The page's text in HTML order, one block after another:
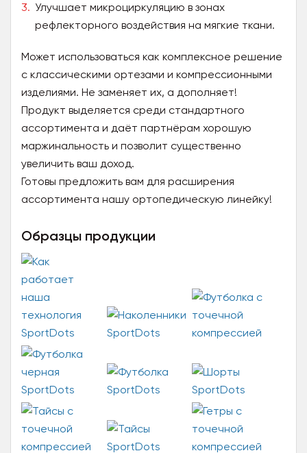
Улучшает микроциркуляцию в зонах
рефлекторного воздействия на мягкие ткани.
Может использоваться как комплексное решение
с классическими ортезами и компрессионными
изделиями. Не заменяет их, а дополняет!
Продукт выделяется среди стандартного
ассортимента и даёт партнёрам хорошую
маржинальность и позволит существенно
увеличить ваш доход.
Готовы предложить вам для расширения
ассортимента нашу ортопедическую линейку!
Образцы продукции